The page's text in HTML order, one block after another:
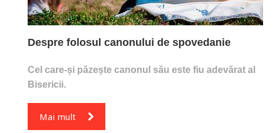
Despre folosul canonului de spovedanie
Cel care-și păzește canonul său este fiu adevărat al
Bisericii.
Mai mult